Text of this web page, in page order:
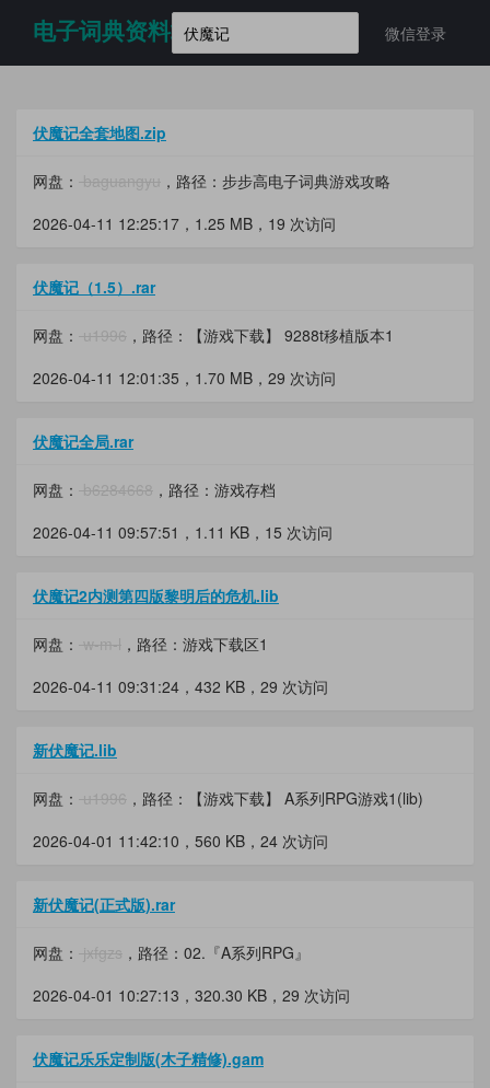
电子词典资料站 微信登录
伏魔记全套地图.zip
网盘： baguangyu ，路径：步步高电子词典游戏攻略
2026-04-11 12:25:17， 1.25 MB ，19 次访问
伏魔记（1.5）.rar
网盘： u1996 ，路径：【游戏下载】 9288t移植版本1
2026-04-11 12:01:35， 1.70 MB ，29 次访问
伏魔记全局.rar
网盘： b6284668 ，路径：游戏存档
2026-04-11 09:57:51， 1.11 KB ，15 次访问
伏魔记2内测第四版黎明后的危机.lib
网盘： w-m-l ，路径：游戏下载区1
2026-04-11 09:31:24， 432 KB ，29 次访问
新伏魔记.lib
网盘： u1996 ，路径：【游戏下载】 A系列RPG游戏1(lib)
2026-04-01 11:42:10， 560 KB ，24 次访问
新伏魔记(正式版).rar
网盘： jxfgzs ，路径：02.『A系列RPG』
2026-04-01 10:27:13， 320.30 KB ，29 次访问
伏魔记乐乐定制版(木子精修).gam